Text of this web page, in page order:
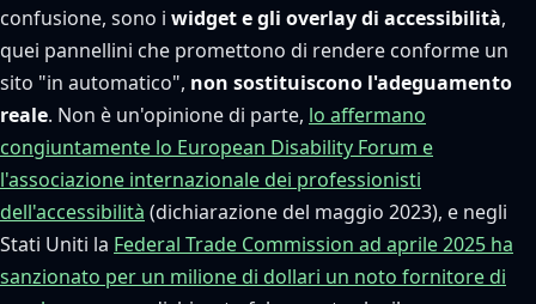
confusione, sono i widget e gli overlay di accessibilità,
quei pannellini che promettono di rendere conforme un
sito "in automatico", non sostituiscono l'adeguamento
reale. Non è un'opinione di parte, lo affermano
congiuntamente lo European Disability Forum e
l'associazione internazionale dei professionisti
dell'accessibilità (dichiarazione del maggio 2023), e negli
Stati Uniti la Federal Trade Commission ad aprile 2025 ha
sanzionato per un milione di dollari un noto fornitore di